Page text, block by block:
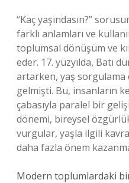
“Kaç yaşındasın?”
farklı anlamları ve
toplumsal dönüşüm ve
eder. 17. yüzyılda, Batı
artarken, yaş sorgulama
gelmişti. Bu, insanların
çabasıyla paralel bir
dönemi, bireysel
vurgular, yaşla ilgili
daha fazla önem
Modern toplumlardaki